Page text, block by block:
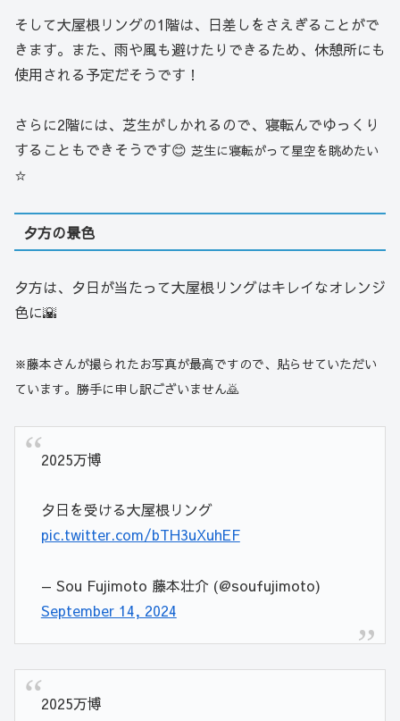
そして大屋根リングの1階は、日差しをさえぎることがで
きます。また、雨や風も避けたりできるため、休憩所にも
使用される予定だそうです！
さらに2階には、芝生がしかれるので、寝転んでゆっくり
することもできそうです😊 芝生に寝転がって星空を眺めたい
☆
夕方の景色
夕方は、夕日が当たって大屋根リングはキレイなオレンジ
色に🌇
※藤本さんが撮られたお写真が最高ですので、貼らせていただい
ています。勝手に申し訳ございません🙇
2025万博
夕日を受ける大屋根リング
pic.twitter.com/bTH3uXuhEF
— Sou Fujimoto 藤本壮介 (@soufujimoto)
September 14, 2024
2025万博